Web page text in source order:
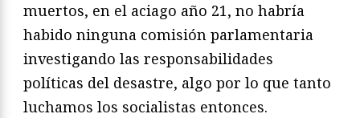
muertos, en el aciago año 21, no habría
habido ninguna comisión parlamentaria
investigando las responsabilidades
políticas del desastre, algo por lo que tanto
luchamos los socialistas entonces.